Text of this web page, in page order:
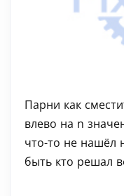
Парни как
влево на n
что-то не нашёл
быть кто решал